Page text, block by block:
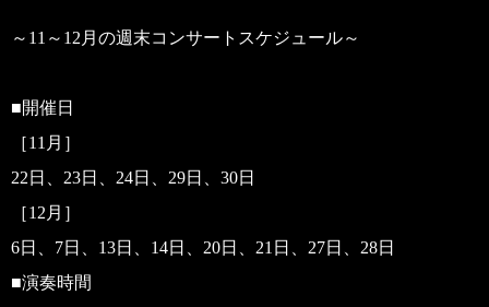
～11～12月の週末コンサートスケジュール～
■開催日
［11月］
22日、23日、24日、29日、30日
［12月］
6日、7日、13日、14日、20日、21日、27日、28日
■演奏時間